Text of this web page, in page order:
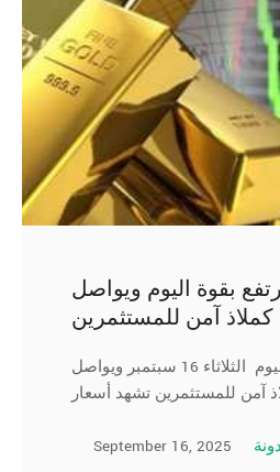
بقوة اليوم ويواصل
كملاذ آمن للمستثمرين
الذهب يرتفع بقوة اليوم الثلاثاء 16 سبتمبر ويواصل
September 16, 2025